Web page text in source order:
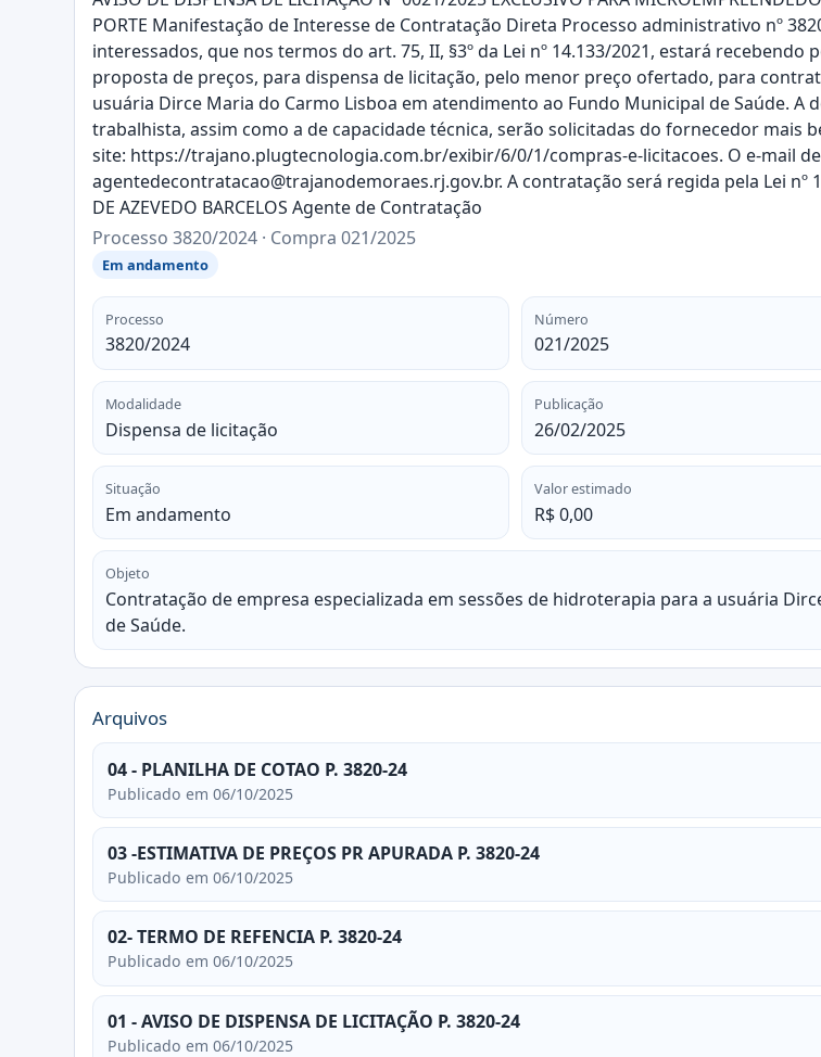
PORTE Manifestação de Interesse de Contratação Direta Processo administrativo nº
interessados, que nos termos do art. 75, II, §3º da Lei nº 14.133/2021, estará
proposta de preços, para dispensa de licitação, pelo menor preço ofertado, para
usuária Dirce Maria do Carmo Lisboa em atendimento ao Fundo Municipal de Saúde.
trabalhista, assim como a de capacidade técnica, serão solicitadas do fornecedor mais
site: https://trajano.plugtecnologia.com.br/exibir/6/0/1/compras-e-licitacoes. O e-mail
agentedecontratacao@trajanodemoraes.rj.gov.br. A contratação será regida pela Lei nº
DE AZEVEDO BARCELOS Agente de Contratação
Processo 3820/2024 · Compra 021/2025
Em andamento
Processo
3820/2024
Número
021/2025
Modalidade
Dispensa de licitação
Publicação
26/02/2025
Situação
Em andamento
Valor estimado
R$ 0,00
Objeto
Contratação de empresa especializada em sessões de hidroterapia para a usuária
de Saúde.
Arquivos
04 - PLANILHA DE COTAO P. 3820-24
Publicado em 06/10/2025
03 -ESTIMATIVA DE PREÇOS PR APURADA P. 3820-24
Publicado em 06/10/2025
02- TERMO DE REFENCIA P. 3820-24
Publicado em 06/10/2025
01 - AVISO DE DISPENSA DE LICITAÇÃO P. 3820-24
Publicado em 06/10/2025